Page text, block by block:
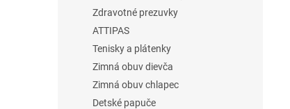
Zdravotné prezuvky
ATTIPAS
Tenisky a plátenky
Zimná obuv dievča
Zimná obuv chlapec
Detské papuče